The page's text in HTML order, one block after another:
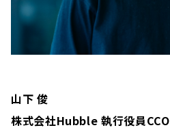
山下 俊
株式会社Hubble 執行役員CCO